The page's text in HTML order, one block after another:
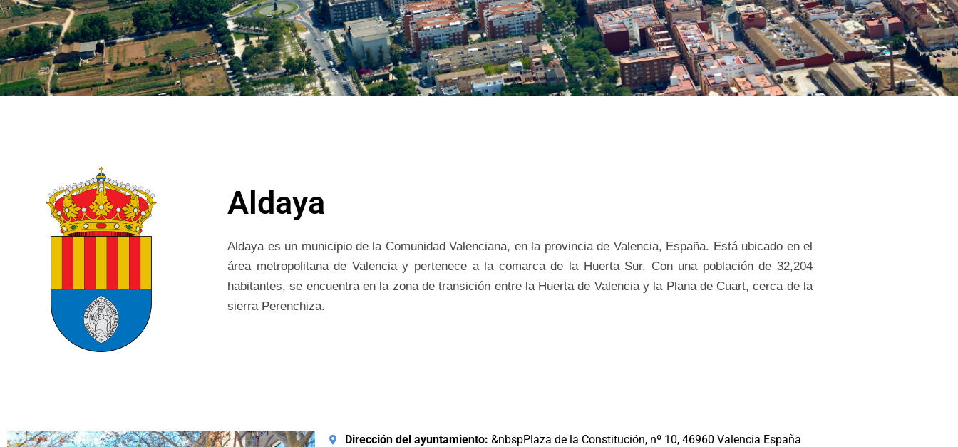
Aldaya
Aldaya es un municipio de la Comunidad Valenciana, en la provincia de Valencia, España. Está ubicado en el
área metropolitana de Valencia y pertenece a la comarca de la Huerta Sur. Con una población de 32,204
habitantes, se encuentra en la zona de transición entre la Huerta de Valencia y la Plana de Cuart, cerca de la
sierra Perenchiza.
Dirección del ayuntamiento: &nbspPlaza de la Constitución, nº 10, 46960 Valencia España